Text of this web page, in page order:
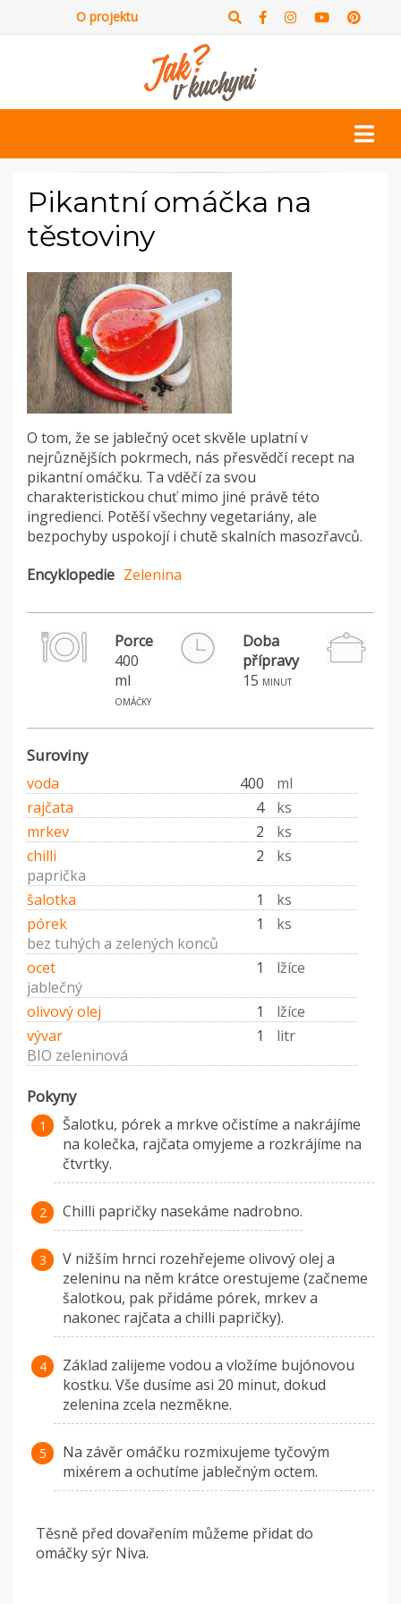
O projektu
Pikantní omáčka na
těstoviny
O tom, že se jablečný ocet skvěle uplatní v
nejrůznějších pokrmech, nás přesvědčí recept na
pikantní omáčku. Ta vděčí za svou
charakteristickou chuť mimo jiné právě této
ingredienci. Potěší všechny vegetariány, ale
bezpochyby uspokojí i chutě skalních masozřavců.
Encyklopedie Zelenina
Porce
400
ml
omáčky
Doba
přípravy
15 minut
Suroviny
voda 400
ml
rajčata
4
ks
mrkev
2
ks
chilli
2
ks
paprička
šalotka
1
ks
pórek
1
ks
bez tuhých a zelených konců
ocet
1
lžíce
jablečný
olivový olej
1
lžíce
vývar
1
litr
BIO zeleninová
Pokyny
Šalotku, pórek a mrkve očistíme a nakrájíme
na kolečka, rajčata omyjeme a rozkrájíme na
čtvrtky.
Chilli papričky nasekáme nadrobno.
V nižším hrnci rozehřejeme olivový olej a
zeleninu na něm krátce orestujeme (začneme
šalotkou, pak přidáme pórek, mrkev a
nakonec rajčata a chilli papričky).
Základ zalijeme vodou a vložíme bujónovou
kostku. Vše dusíme asi 20 minut, dokud
zelenina zcela nezměkne.
Na závěr omáčku rozmixujeme tyčovým
mixérem a ochutíme jablečným octem.
Těsně před dovařením můžeme přidat do
omáčky sýr Niva.